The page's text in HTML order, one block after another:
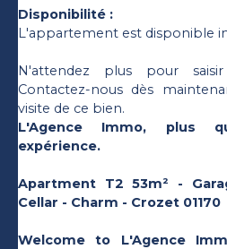
Disponibilité :
L'appartement est disponible
N'attendez plus pour
Contactez-nous dès
visite de ce bien.
L'Agence Immo, plus
expérience.
Apartment T2 53m² -
Cellar - Charm - Crozet 01170
Welcome to L'Agence